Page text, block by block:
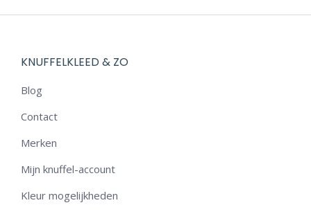
KNUFFELKLEED & ZO
Blog
Contact
Merken
Mijn knuffel-account
Kleur mogelijkheden